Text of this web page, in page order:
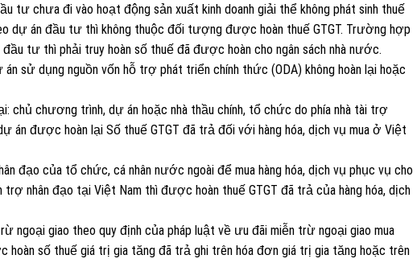
tư chưa đi vào hoạt động sản xuất kinh doanh giải thể không phát sinh thuế
dự án đầu tư thì không thuộc đối tượng được hoàn thuế GTGT. Trường hợp
tư thì phải truy hoàn số thuế đã được hoàn cho ngân sách nhà nước.
sử dụng nguồn vốn hỗ trợ phát triển chính thức (ODA) không hoàn lại hoặc
chủ chương trình, dự án hoặc nhà thầu chính, tổ chức do phía nhà tài trợ
án được hoàn lại Số thuế GTGT đã trả đối với hàng hóa, dịch vụ mua ở Việt
đạo của tổ chức, cá nhân nước ngoài để mua hàng hóa, dịch vụ phục vụ cho
nhân đạo tại Việt Nam thì được hoàn thuế GTGT đã trả của hàng hóa, dịch
giao theo quy định của pháp luật về ưu đãi miễn trừ ngoại giao mua
hoàn số thuế giá trị gia tăng đã trả ghi trên hóa đơn giá trị gia tăng hoặc trên